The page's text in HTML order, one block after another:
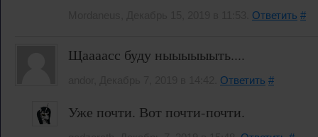
Ответить #
Щаааасс буду ныыыыыыть....
Ответить #
Уже почти. Вот почти-почти.